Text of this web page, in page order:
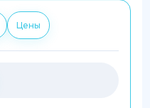
Цены